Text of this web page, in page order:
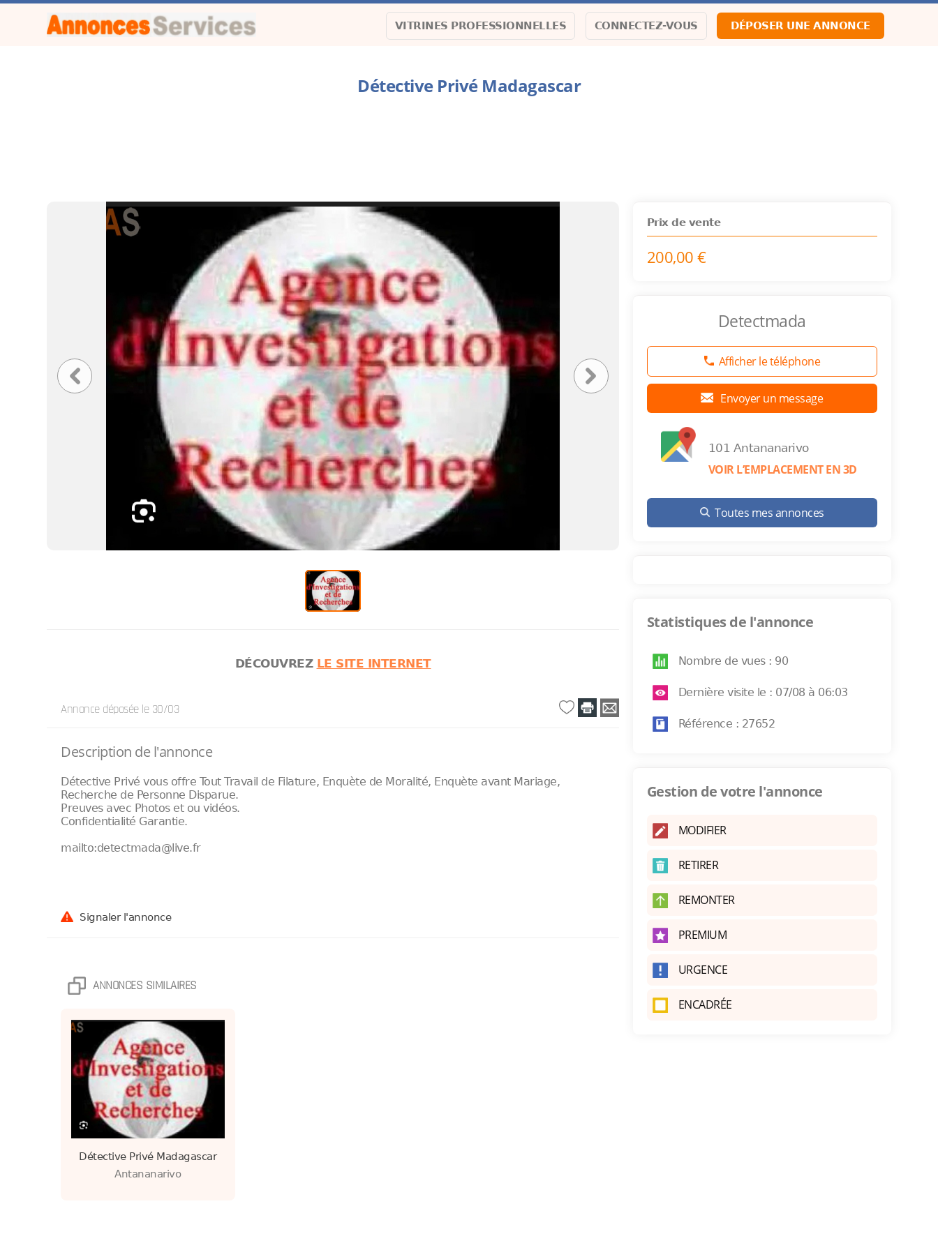
VITRINES PROFESSIONNELLES CONNECTEZ-VOUS DÉPOSER UNE ANNONCE
Détective Privé Madagascar
DÉCOUVREZ LE SITE INTERNET
Annonce déposée le 30/03
Description de l'annonce
Détective Privé vous offre Tout Travail de Filature, Enquète de Moralité, Enquète avant Mariage,
Recherche de Personne Disparue.
Preuves avec Photos et ou vidéos.
Confidentialité Garantie.
mailto:detectmada@live.fr
Signaler l'annonce
ANNONCES SIMILAIRES
Détective Privé Madagascar
Antananarivo
Prix de vente
200,00 €
Detectmada
Afficher le téléphone
Envoyer un message
101 Antananarivo
VOIR L’EMPLACEMENT EN 3D
Toutes mes annonces
Statistiques de l'annonce
Nombre de vues : 90
Dernière visite le : 07/08 à 06:03
Référence : 27652
Gestion de votre l'annonce
MODIFIER
RETIRER
REMONTER
PREMIUM
URGENCE
ENCADRÉE